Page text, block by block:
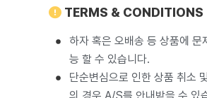
TERMS & CONDITIONS
하자 혹은 오배송 등 상품에
능 할 수 있습니다.
단순변심으로 인한 상품 취소